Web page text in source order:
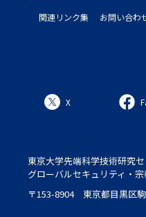
関連リンク集
お問い合わ
X
東京大学先端科学技術研究
グローバルセキュリティ・
〒153-8904 東京都目黒区